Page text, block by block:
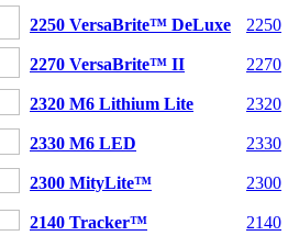
2250 VersaBrite™ DeLuxe 2250
2270 VersaBrite™ II 2270
2320 M6 Lithium Lite 2320
2330 M6 LED 2330
2300 MityLite™ 2300
2140 Tracker™ 2140